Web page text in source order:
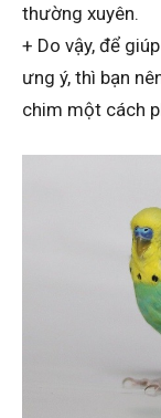
thường xuyên.
+ Do vậy, để
ưng ý, thì bạn
chim một cách